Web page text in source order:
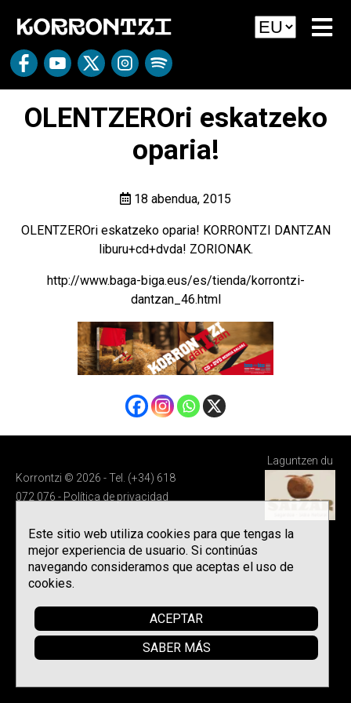
OLENTZEROri eskatzeko
oparia!
18 abendua, 2015
OLENTZEROri eskatzeko oparia! KORRONTZI DANTZAN
liburu+cd+dvda! ZORIONAK.
http://www.baga-biga.eus/es/tienda/korrontzi-
dantzan_46.html
Korrontzi © 2026 - Tel. (+34) 618
072 076 - Política de privacidad
Laguntzen du
Este sitio web utiliza cookies para que tengas la
mejor experiencia de usuario. Si continúas
navegando consideramos que aceptas el uso de
cookies.
ACEPTAR
SABER MÁS